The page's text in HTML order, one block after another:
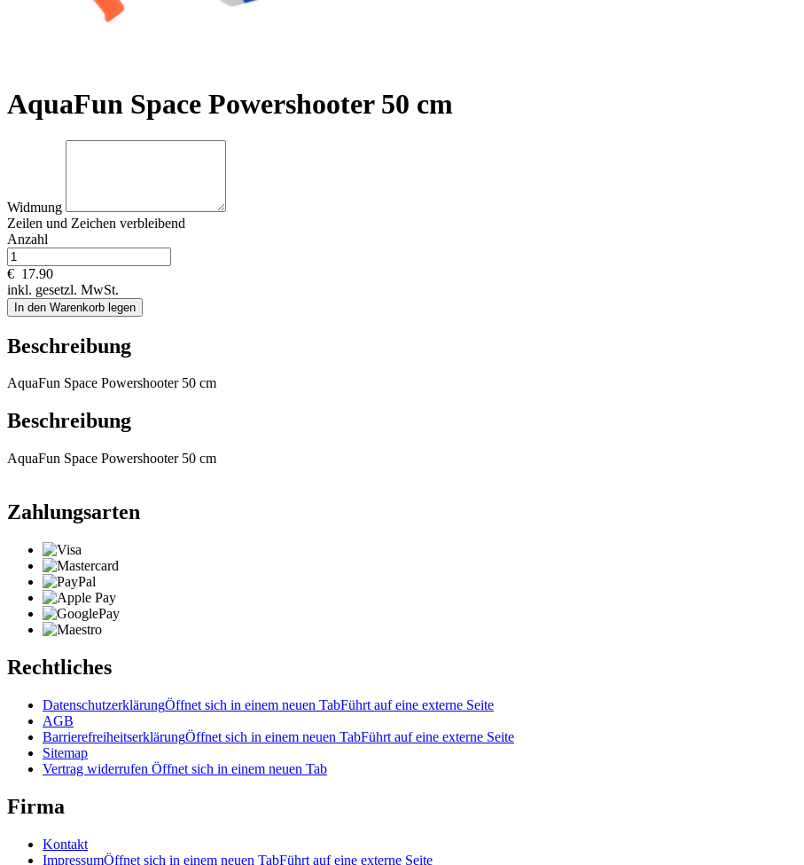
AquaFun Space Powershooter 50 cm
Widmung
Zeilen und Zeichen verbleibend
Anzahl
€ 17.90
inkl. gesetzl. MwSt.
In den Warenkorb legen
Beschreibung
AquaFun Space Powershooter 50 cm
Beschreibung
AquaFun Space Powershooter 50 cm
Zahlungsarten
Rechtliches
DatenschutzerklärungÖffnet sich in einem neuen TabFührt auf eine externe Seite
AGB
BarrierefreiheitserklärungÖffnet sich in einem neuen TabFührt auf eine externe Seite
Sitemap
Vertrag widerrufen Öffnet sich in einem neuen Tab
Firma
Kontakt
ImpressumÖffnet sich in einem neuen TabFührt auf eine externe Seite